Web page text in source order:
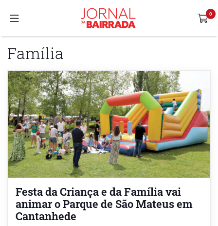
Família
Festa da Criança e da Família vai
animar o Parque de São Mateus em
Cantanhede